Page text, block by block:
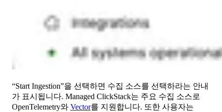
“Start Ingestion”을 선택하면 수집 소스를 선택하라는 안내
가 표시됩니다. Managed ClickStack는 주요 수집 소스로
OpenTelemetry와 Vector를 지원합니다. 또한 사용자는